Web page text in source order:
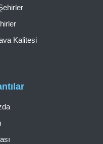
Kalitesi